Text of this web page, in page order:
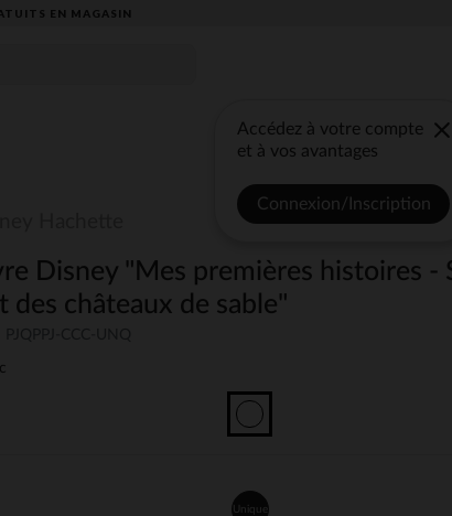
EN MAGASIN​
Accédez à votre compte
et à vos avantages
Connexion/Inscription
Disney "Mes premières histoires -
des châteaux de sable"
Unique